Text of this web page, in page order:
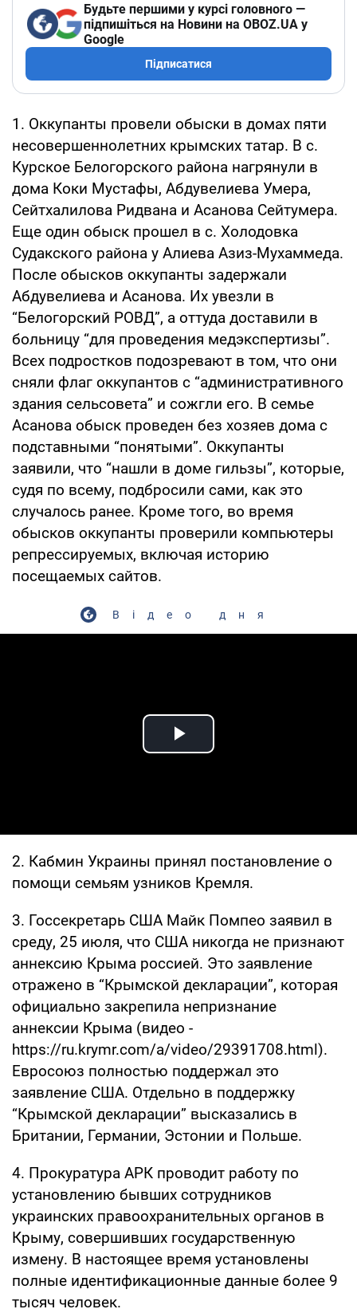
Будьте першими у курсі головного —
підпишіться на Новини на OBOZ.UA у
Google
Підписатися
1. Оккупанты провели обыски в домах пяти
несовершеннолетних крымских татар. В с.
Курское Белогорского района нагрянули в
дома Коки Мустафы, Абдувелиева Умера,
Сейтхалилова Ридвана и Асанова Сейтумера.
Еще один обыск прошел в с. Холодовка
Судакского района у Алиева Азиз-Мухаммеда.
После обысков оккупанты задержали
Абдувелиева и Асанова. Их увезли в
“Белогорский РОВД”, а оттуда доставили в
больницу “для проведения медэкспертизы”.
Всех подростков подозревают в том, что они
сняли флаг оккупантов с “административного
здания сельсовета” и сожгли его. В семье
Асанова обыск проведен без хозяев дома с
подставными “понятыми”. Оккупанты
заявили, что “нашли в доме гильзы”, которые,
судя по всему, подбросили сами, как это
случалось ранее. Кроме того, во время
обысков оккупанты проверили компьютеры
репрессируемых, включая историю
посещаемых сайтов.
Відео дня
Play Video
2. Кабмин Украины принял постановление о
помощи семьям узников Кремля.
3. Госсекретарь США Майк Помпео заявил в
среду, 25 июля, что США никогда не признают
аннексию Крыма россией. Это заявление
отражено в “Крымской декларации”, которая
официально закрепила непризнание
аннексии Крыма (видео -
https://ru.krymr.com/a/video/29391708.html).
Евросоюз полностью поддержал это
заявление США. Отдельно в поддержку
“Крымской декларации” высказались в
Британии, Германии, Эстонии и Польше.
4. Прокуратура АРК проводит работу по
установлению бывших сотрудников
украинских правоохранительных органов в
Крыму, совершивших государственную
измену. В настоящее время установлены
полные идентификационные данные более 9
тысяч человек.